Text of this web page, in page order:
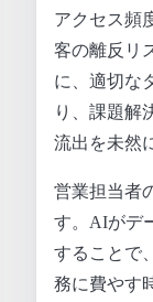
アクセス頻
客の離反リ
に、適切な
り、課題解
流出を未然
営業担当者
す。AIがデ
することで
務に費やす